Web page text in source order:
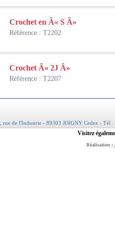
Crochet en Â« S Â»
Référence : T2202
Crochet Â« 2J Â»
Référence : T2207
rue de l'Industrie - 89303 JOIGNY Cedex - Tél
Visitez
Réalisation :